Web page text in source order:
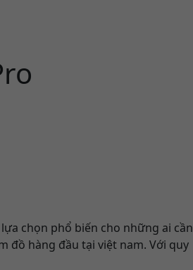
chọn phổ biến cho những ai cần
đồ hàng đầu tại việt nam. Với quy